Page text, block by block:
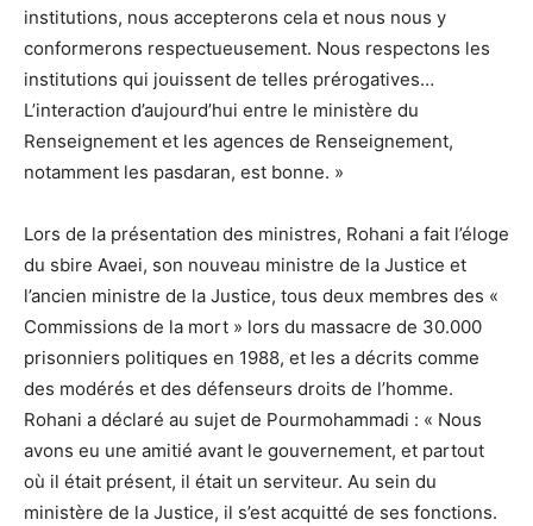
institutions, nous accepterons cela et nous nous y
conformerons respectueusement. Nous respectons les
institutions qui jouissent de telles prérogatives…
L’interaction d’aujourd’hui entre le ministère du
Renseignement et les agences de Renseignement,
notamment les pasdaran, est bonne. »
Lors de la présentation des ministres, Rohani a fait l’éloge
du sbire Avaei, son nouveau ministre de la Justice et
l’ancien ministre de la Justice, tous deux membres des «
Commissions de la mort » lors du massacre de 30.000
prisonniers politiques en 1988, et les a décrits comme
des modérés et des défenseurs droits de l’homme.
Rohani a déclaré au sujet de Pourmohammadi : « Nous
avons eu une amitié avant le gouvernement, et partout
où il était présent, il était un serviteur. Au sein du
ministère de la Justice, il s’est acquitté de ses fonctions.